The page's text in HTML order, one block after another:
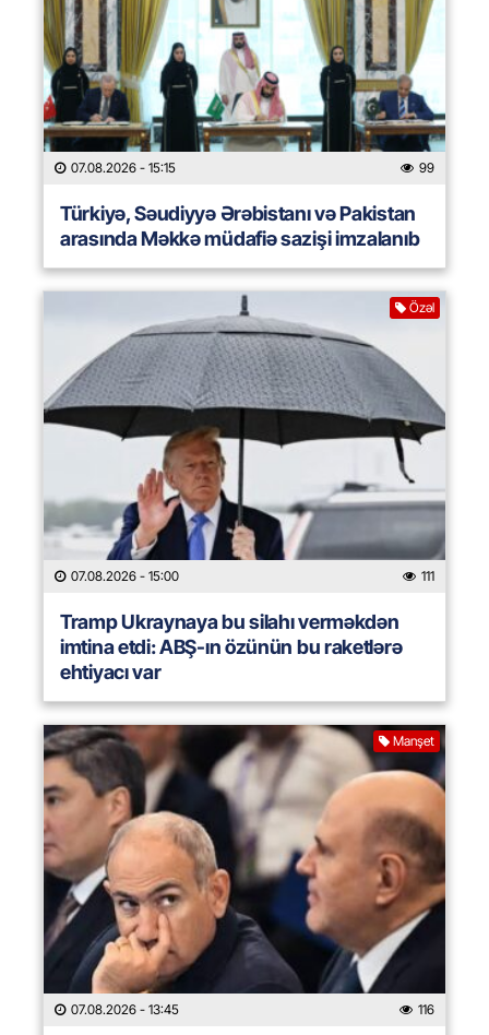
07.08.2026 - 15:15 99
Türkiyə, Səudiyyə Ərəbistanı və Pakistan
arasında Məkkə müdafiə sazişi imzalanıb
Özəl
07.08.2026 - 15:00 111
Tramp Ukraynaya bu silahı verməkdən
imtina etdi: ABŞ-ın özünün bu raketlərə
ehtiyacı var
Manşet
07.08.2026 - 13:45 116